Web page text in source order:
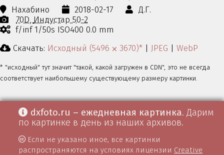
Нахабино 2018-02-17
Д.Г.
70D Индустар 50-2
f/inf 1/50s ISO400 0.0 mm
Скачать: Исходный (5496 ⨉ 3670)* | JPEG | WebP
* "исходный" тут значит "такой, какой загружен в CDN", это не всегда
соответствует наибольшему существующему размеру картинки.
dxfoto.ru – ежедневная картинка. Дарим
по картинке в день из наших архивов.
Если не указано иное, все картинки
распространяются на условиях лицензии Creative